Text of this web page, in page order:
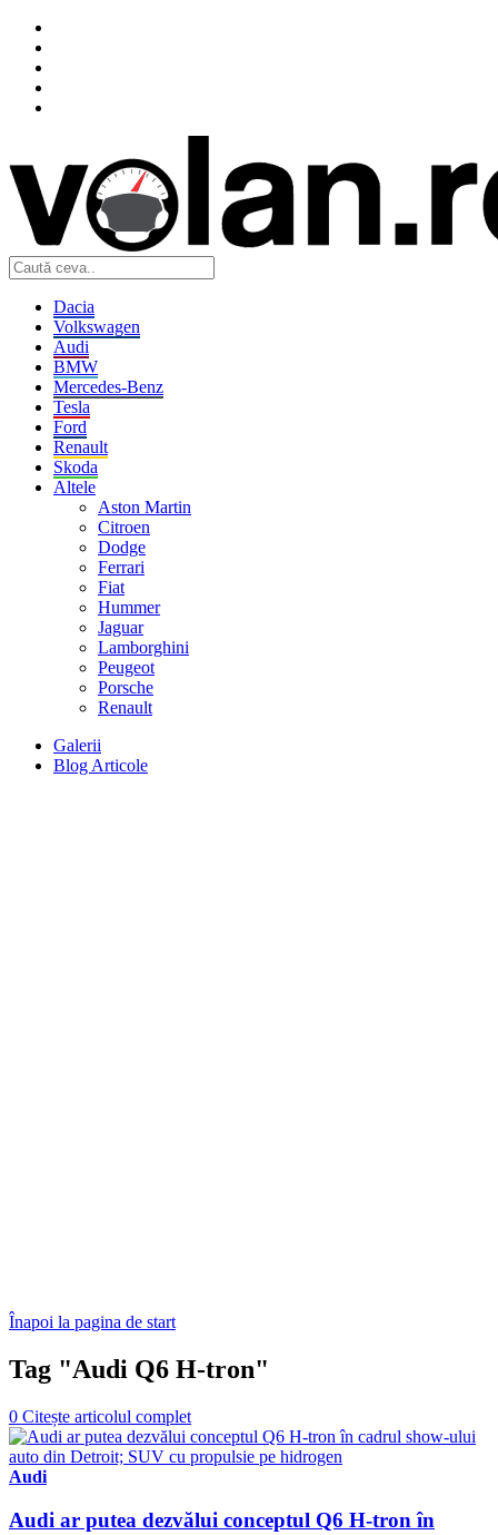
Dacia
Volkswagen
Audi
BMW
Mercedes-Benz
Tesla
Ford
Renault
Skoda
Altele
Aston Martin
Citroen
Dodge
Ferrari
Fiat
Hummer
Jaguar
Lamborghini
Peugeot
Porsche
Renault
Galerii
Blog Articole
Înapoi la pagina de start
Tag "Audi Q6 H-tron"
0 Citește articolul complet
Audi
Audi ar putea dezvălui conceptul Q6 H-tron în